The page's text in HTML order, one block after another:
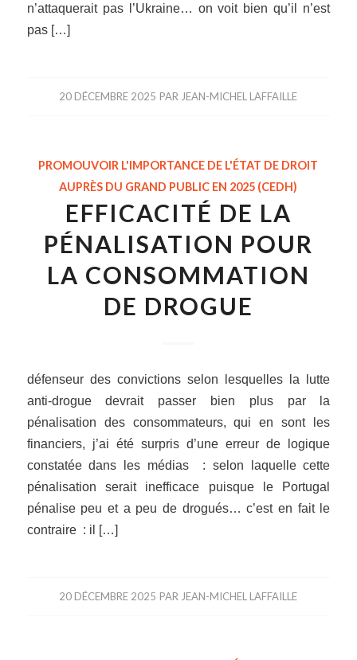
n’attaquerait pas l’Ukraine… on voit bien qu’il n’est
pas […]
20 DÉCEMBRE 2025 PAR JEAN-MICHEL LAFFAILLE
PROMOUVOIR L'IMPORTANCE DE L'ÉTAT DE DROIT
AUPRÈS DU GRAND PUBLIC EN 2025 (CEDH)
EFFICACITÉ DE LA
PÉNALISATION POUR
LA CONSOMMATION
DE DROGUE
défenseur des convictions selon lesquelles la lutte
anti-drogue devrait passer bien plus par la
pénalisation des consommateurs, qui en sont les
financiers, j’ai été surpris d’une erreur de logique
constatée dans les médias : selon laquelle cette
pénalisation serait inefficace puisque le Portugal
pénalise peu et a peu de drogués… c’est en fait le
contraire : il […]
20 DÉCEMBRE 2025 PAR JEAN-MICHEL LAFFAILLE